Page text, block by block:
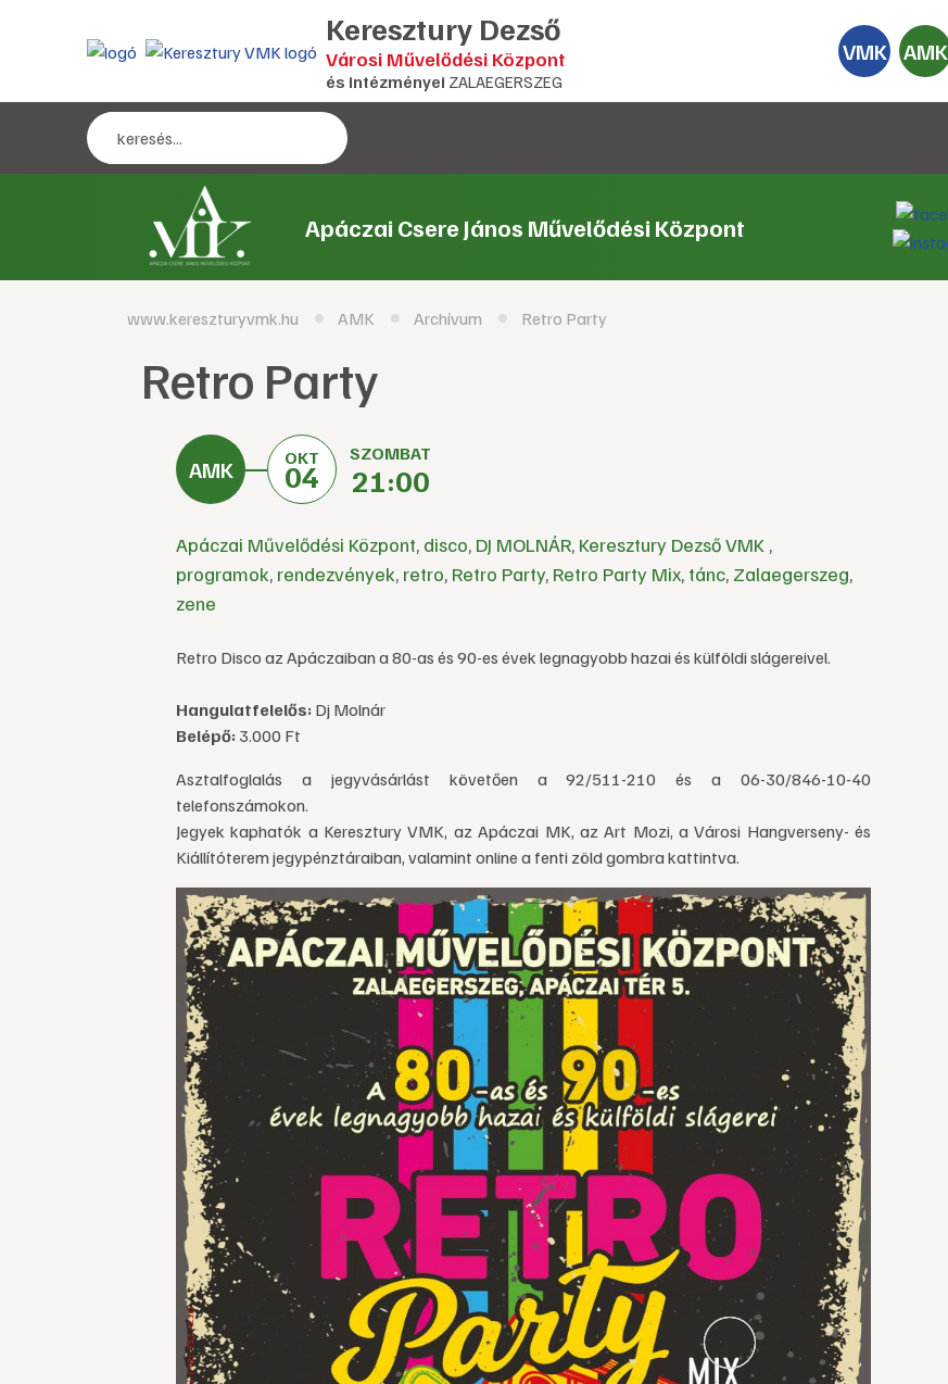
Keresztury Dezső
Városi Művelődési Központ
és intézményei ZALAEGERSZEG
VMK AMK
Apáczai Csere János Művelődési Központ
www.kereszturyvmk.hu AMK Archívum Retro Party
Retro Party
OKT
04
SZOMBAT
21:00
Apáczai Művelődési Központ, disco, DJ MOLNÁR, Keresztury Dezső VMK ,
programok, rendezvények, retro, Retro Party, Retro Party Mix, tánc, Zalaegerszeg,
zene
Retro Disco az Apáczaiban a 80-as és 90-es évek legnagyobb hazai és külföldi slágereivel.
Hangulatfelelős: Dj Molnár
Belépő: 3.000 Ft
Asztalfoglalás a jegyvásárlást követően a 92/511-210 és a 06-30/846-10-40
telefonszámokon.
Jegyek kaphatók a Keresztury VMK, az Apáczai MK, az Art Mozi, a Városi Hangverseny- és
Kiállítóterem jegypénztáraiban, valamint online a fenti zöld gombra kattintva.